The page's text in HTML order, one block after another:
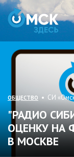
ОБЩЕСТВО • СИ
"РАДИО
ОЦЕНКУ НА
В МОСКВЕ